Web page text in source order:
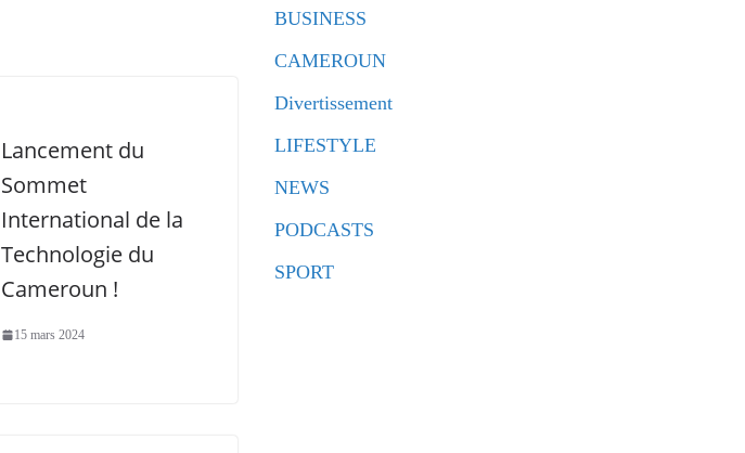
Lancement du
Sommet
International de la
Technologie du
Cameroun !
15 mars 2024
BUSINESS
CAMEROUN
Divertissement
LIFESTYLE
NEWS
PODCASTS
SPORT